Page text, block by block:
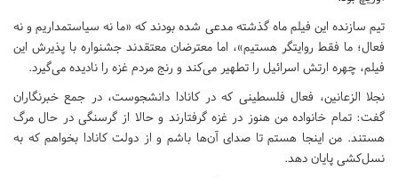
تیم سازنده این فیلم ماه گذشته مدعی شده بودند که «ما نه سیاستمداریم و نه
فعال؛ ما فقط روایتگر هستیم»، اما معترضان معتقدند جشنواره با پذیرش این
فیلم، چهره ارتش اسرائیل را تطهیر می‌کند و رنج مردم غزه را نادیده می‌گیرد.
نجلا الزعانین، فعال فلسطینی که در کانادا دانشجوست، در جمع خبرنگاران
گفت: تمام خانواده من هنوز در غزه گرفتارند و حالا از گرسنگی در حال مرگ
هستند. من اینجا هستم تا صدای آن‌ها باشم و از دولت کانادا بخواهم که به
نسل‌کشی پایان دهد.